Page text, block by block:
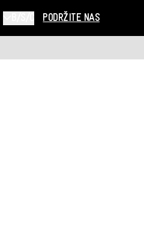
PODRŽITE NAS